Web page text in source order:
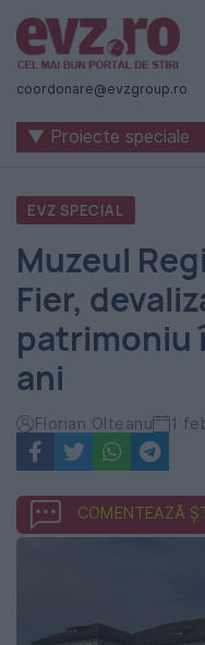
Știri
naționale
internaționale
România
-
Evenimentul
Zilei
coordonare@evzgroup.ro
▼ Proiecte speciale
EVZ SPECIAL
Muzeul
Fier,
patrimoniu
ani
Florian Olteanu 1
COMENTEAZĂ